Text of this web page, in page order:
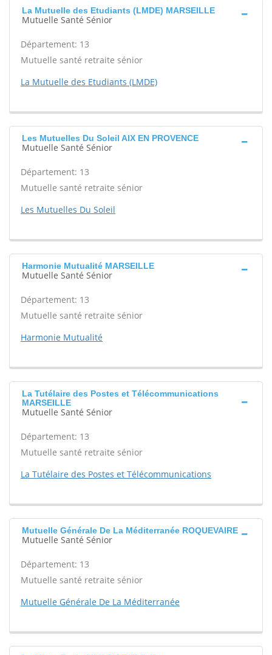
La Mutuelle des Etudiants (LMDE) MARSEILLE
Mutuelle Santé Sénior
Département: 13
Mutuelle santé retraite sénior
La Mutuelle des Etudiants (LMDE)
Les Mutuelles Du Soleil AIX EN PROVENCE
Mutuelle Santé Sénior
Département: 13
Mutuelle santé retraite sénior
Les Mutuelles Du Soleil
Harmonie Mutualité MARSEILLE
Mutuelle Santé Sénior
Département: 13
Mutuelle santé retraite sénior
Harmonie Mutualité
La Tutélaire des Postes et Télécommunications
MARSEILLE
Mutuelle Santé Sénior
Département: 13
Mutuelle santé retraite sénior
La Tutélaire des Postes et Télécommunications
Mutuelle Générale De La Méditerranée ROQUEVAIRE
Mutuelle Santé Sénior
Département: 13
Mutuelle santé retraite sénior
Mutuelle Générale De La Méditerranée